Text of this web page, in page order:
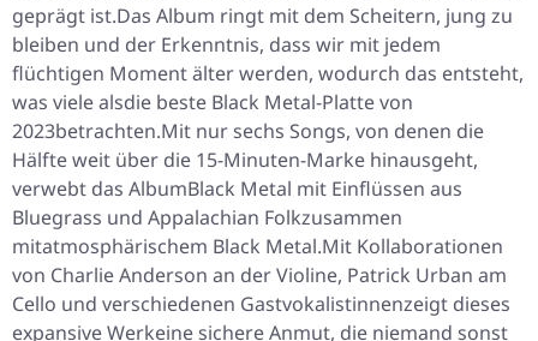
geprägt ist.Das Album ringt mit dem Scheitern, jung zu
bleiben und der Erkenntnis, dass wir mit jedem
flüchtigen Moment älter werden, wodurch das entsteht,
was viele alsdie beste Black Metal-Platte von
2023betrachten.Mit nur sechs Songs, von denen die
Hälfte weit über die 15-Minuten-Marke hinausgeht,
verwebt das AlbumBlack Metal mit Einflüssen aus
Bluegrass und Appalachian Folkzusammen
mitatmosphärischem Black Metal.Mit Kollaborationen
von Charlie Anderson an der Violine, Patrick Urban am
Cello und verschiedenen Gastvokalistinnenzeigt dieses
expansive Werkeine sichere Anmut, die niemand sonst